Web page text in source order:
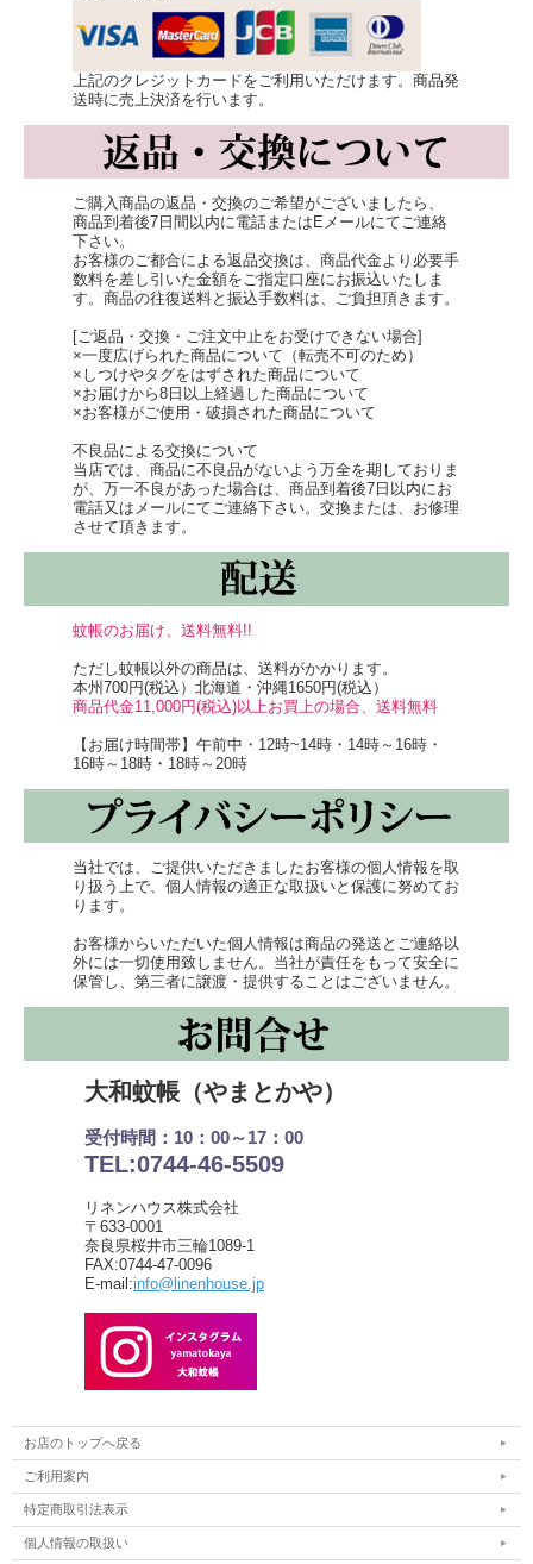
麻のリネン糸で織っているので、
水に浸けると水分を含んでさらに丈夫に！
ふんわりと手に馴染み、テーブルの上の水気や汚れを
一気に拭き取ってしまうタフな布巾です！
繊維がしっかりしているのでちょっとした汚れなら、
こするだけで取れてしまいます。
いつも清潔に使えます。
◆この布きんは、丈夫な麻リネン100％の糸で織った蚊
帳生地を3重に重ねて作りました。
◆洗ったり拭いたりするのに手に馴染みやすい程好い厚
みがあります。
◆吸水性・発散性・速乾性が高く、衛生的です。
◆キッチン用、特に食器洗いの布・キッチンクロス・台
ふきんとしてお使い頂けます。
◆この布きんは丈夫なリネン素材なので、糊づけ加工を
おこなっておりません。
上記のクレジットカードをご利用いただけます。商品発
送時に売上決済を行います。
ご購入商品の返品・交換のご希望がございましたら、
商品到着後7日間以内に電話またはEメールにてご連絡
下さい。
お客様のご都合による返品交換は、商品代金より必要手
数料を差し引いた金額をご指定口座にお振込いたしま
す。商品の往復送料と振込手数料は、ご負担頂きます。
[ご返品・交換・ご注文中止をお受けできない場合]
×一度広げられた商品について（転売不可のため）
×しつけやタグをはずされた商品について
×お届けから8日以上経過した商品について
×お客様がご使用・破損された商品について
不良品による交換について
当店では、商品に不良品がないよう万全を期しておりま
が、万一不良があった場合は、商品到着後7日以内にお
電話又はメールにてご連絡下さい。交換または、お修理
させて頂きます。
蚊帳のお届け、送料無料!!
ただし蚊帳以外の商品は、送料がかかります。
本州700円(税込）北海道・沖縄1650円(税込）
商品代金11,000円(税込)以上お買上の場合、送料無料
【お届け時間帯】午前中・12時~14時・14時～16時・
16時～18時・18時～20時
当社では、ご提供いただきましたお客様の個人情報を取
り扱う上で、個人情報の適正な取扱いと保護に努めてお
ります。
お客様からいただいた個人情報は商品の発送とご連絡以
外には一切使用致しません。当社が責任をもって安全に
保管し、第三者に譲渡・提供することはございません。
大和蚊帳（やまとかや）
受付時間：10：00～17：00
TEL:0744-46-5509
リネンハウス株式会社
〒633-0001
奈良県桜井市三輪1089-1
FAX:0744-47-0096
E-mail:info@linenhouse.jp
お店のトップへ戻る
ご利用案内
特定商取引法表示
個人情報の取扱い